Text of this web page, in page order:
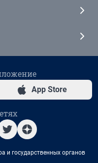
App Store
и государственных органов